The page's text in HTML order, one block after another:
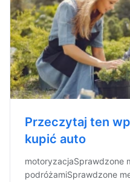
Przeczytaj ten
kupić auto
motoryzacjaSprawdzone
podróżamiSprawdzone